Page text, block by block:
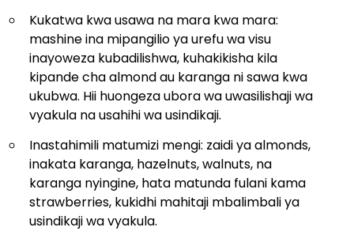
Kukatwa kwa usawa na mara kwa mara:
mashine ina mipangilio ya urefu wa visu
inayoweza kubadilishwa, kuhakikisha kila
kipande cha almond au karanga ni sawa kwa
ukubwa. Hii huongeza ubora wa uwasilishaji wa
vyakula na usahihi wa usindikaji.
Inastahimili matumizi mengi: zaidi ya almonds,
inakata karanga, hazelnuts, walnuts, na
karanga nyingine, hata matunda fulani kama
strawberries, kukidhi mahitaji mbalimbali ya
usindikaji wa vyakula.